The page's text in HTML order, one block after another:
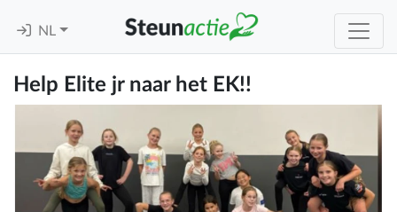
NL
Help Elite jr naar het EK!!